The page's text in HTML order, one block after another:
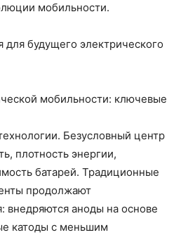
мобильности.
будущего электрического
мобильности: ключевые
Безусловный центр
плотность энергии,
батарей. Традиционные
продолжают
внедряются аноды на основе
катоды с меньшим